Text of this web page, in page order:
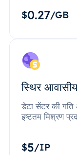
$0.27/GB
स्थिर
डेटा सेंटर की
इष्टतम मिश्रण
$5/IP